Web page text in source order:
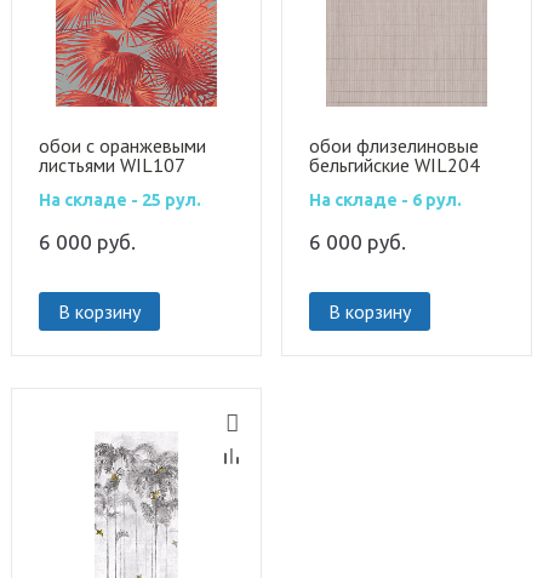
обои с оранжевыми
листьями WIL107
На складе - 25 рул.
6 000 руб.
В корзину
обои флизелиновые
бельгийские WIL204
На складе - 6 рул.
6 000 руб.
В корзину